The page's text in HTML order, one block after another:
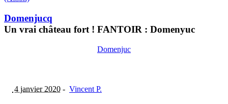
Domenjucq
Un vrai château fort ! FANTOIR : Domenyuc
Domenjuc
4 janvier 2020 - Vincent P.